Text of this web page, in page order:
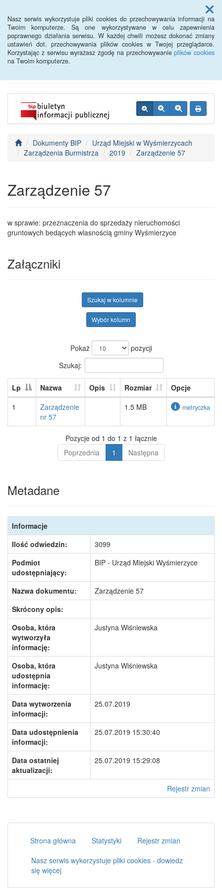
Nasz serwis wykorzystuje pliki cookies do przechowywania informacji na
Twoim komputerze. Są one wykorzystywane w celu zapewnienia
poprawnego działania serwisu. W każdej chwili możesz dokonać zmiany
ustawień dot. przechowywania plików cookies w Twojej przeglądarce.
Korzystając z serwisu wyrażasz zgodę na przechowywanieplików cookies
na Twoim komputerze.
Menu
BIP - Urząd Miejski
Wyśmierzyce
Dokumenty BIP
Urząd Miejski w Wyśmierzycach
Zarządzenia Burmistrza
2019 Zarządzenie 57
Zarządzenie 57
w sprawie: przeznaczenia do sprzedaży nieruchomości
gruntowych bedących wlasnością gminy Wyśmierzyce
Załączniki
Szukaj w kolumnie
Wybór kolumn
Pokaż
pozycji
Szukaj:
Lp Nazwa Opis Rozmiar
Opcje
1
Zarządzenie
nr 57
1.5 MB metryczka
Pozycje od 1 do 1 z 1 łącznie
Poprzednia
1 Następna
Metadane
Informacje
Ilość odwiedzin:
3099
Podmiot
udostępniający:
BIP - Urząd Miejski Wyśmierzyce
Nazwa dokumentu:
Zarządzenie 57
Skrócony opis:
Osoba, która
wytworzyła
informację:
Justyna Wiśniewska
Osoba, która
udostępnia
informację:
Justyna Wiśniewska
Data wytworzenia
informacji:
25.07.2019
Data udostępnienia
informacji:
25.07.2019 15:30:40
Data ostatniej
aktualizacji:
25.07.2019 15:29:08
Rejestr zmian
Strona główna Statystyki
Rejestr zmian
Nasz serwis wykorzystuje pliki cookies - dowiedz
się więcej